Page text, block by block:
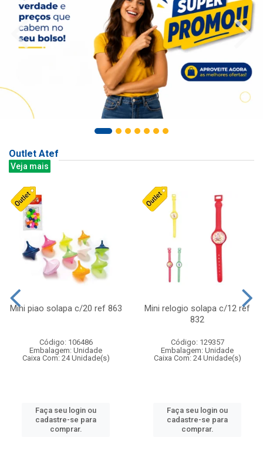
Outlet Atef
Veja mais
Mini piao solapa c/20 ref 863
Código: 106486
Embalagem: Unidade
Caixa Com: 24 Unidade(s)
Faça seu login ou
cadastre-se para
comprar.
Mini relogio solapa c/12 ref
832
Código: 129357
Embalagem: Unidade
Caixa Com: 24 Unidade(s)
Faça seu login ou
cadastre-se para
comprar.